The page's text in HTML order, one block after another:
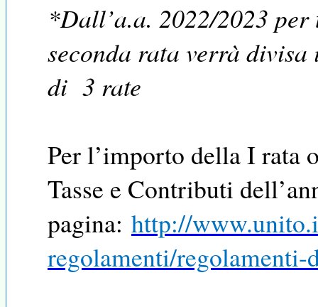
*Dall’a.a. 2022/2023
seconda rata verrà
di 3 rate
Per l’importo della I rata
Tasse e Contributi
pagina: http://
regolamenti/regolamenti-